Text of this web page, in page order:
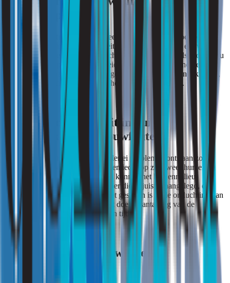
door Temperatuur.
Ook de temperatuur in huis kan een veroorzaker zijn voor een
verslechterde binnenluchtkwaliteit. Is een woning altijd erg warm,
neemt bijvoorbeeld de kans op schimmel toe. Schimmels groeien nu
eenmaal graag op warme en broeierige plaatsen. Ook andere
organismen en bacteriën gedijen goed bij een warm binnenklimaat,
met name in combinatie met een hoge luchtvochtigheid.
Slechte luchtkwaliteit in huis
door Lekkages en bouwfouten.
Bij een lekkage in huis kunnen allerlei problemen ontstaan zoals
vocht en stankoverlast. Die brengen ieder op zich weer hun eigen
problemen mee. Ook bouwfouten kunnen het binnenmilieu
aantasten. Denk aan een rookafvoer die onjuist is aangelegd, een
CV-ketel waarvan het systeem niet gesloten is of de ontluchting van
het riool die niet doet wat hij moet doen. Aantasting van de
binnenlucht is dan een kwestie van tijd.
Slechte binnenluchtkwaliteit